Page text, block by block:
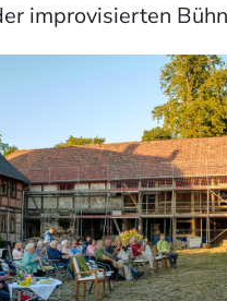
improvisierten